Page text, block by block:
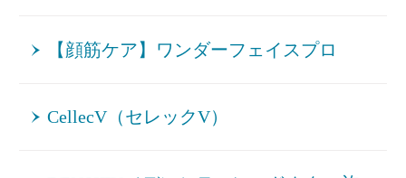
【顔筋ケア】ワンダーフェイスプロ
CellecV（セレックV）